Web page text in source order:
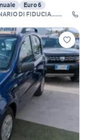
Euro 6
DI FIDUCIA.......